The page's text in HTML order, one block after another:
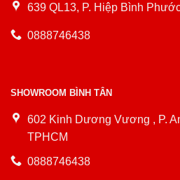
639 QL13, P. Hiệp Bình
0888746438
SHOWROOM BÌNH TÂN
602 Kinh Dương Vương , P.
TPHCM
0888746438